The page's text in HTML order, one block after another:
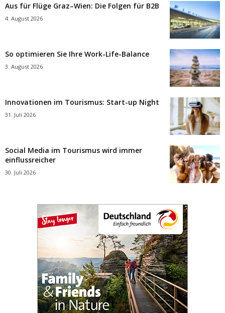
Aus für Flüge Graz–Wien: Die Folgen für B2B
4. August 2026
So optimieren Sie Ihre Work-Life-Balance
3. August 2026
Innovationen im Tourismus: Start-up Night
31. Juli 2026
Social Media im Tourismus wird immer
einflussreicher
30. Juli 2026